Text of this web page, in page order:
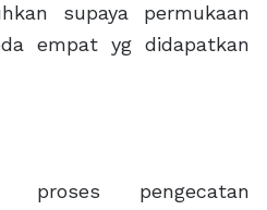
supaya permukaan
empat yg didapatkan
proses pengecatan